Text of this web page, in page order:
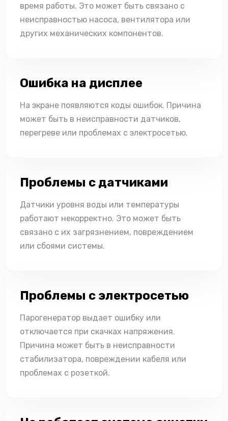
время работы. Это может быть связано с
неисправностью насоса, вентилятора или
других механических компонентов.
Ошибка на дисплее
На экране появляются коды ошибок. Причина
может быть в неисправности датчиков,
перегреве или проблемах с электросетью.
Проблемы с датчиками
Датчики уровня воды или температуры
работают некорректно. Это может быть
связано с их загрязнением, повреждением
или сбоями системы.
Проблемы с электросетью
Парогенератор выдает ошибку или
отключается при скачках напряжения.
Причина может быть в неисправности
стабилизатора, повреждении кабеля или
проблемах с розеткой.